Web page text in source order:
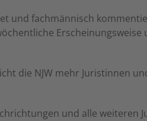
und fachmännisch
Erscheinungsweise
die NJW mehr Juristinnen
und alle weiteren